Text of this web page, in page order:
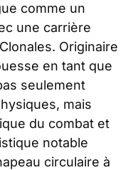
comme un
une carrière
Originaire
en tant que
seulement
mais
du combat et
notable
circulaire à